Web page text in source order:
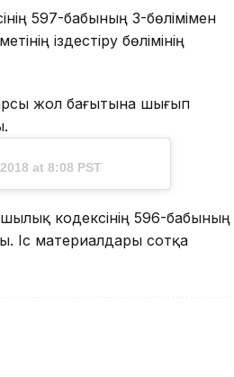
597-бабының 3-бөлімімен
іздестіру бөлімінің
жол бағытына шығып
at 8:08 PST
кодексінің 596-бабының
Іс материалдары сотқа